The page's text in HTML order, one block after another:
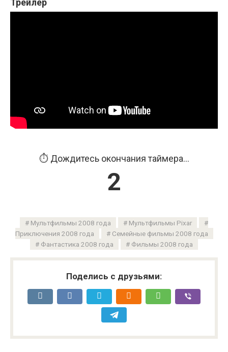
Трейлер
⏱️ Дождитесь окончания таймера...
1
Мультфильмы 2008 года
Мультфильмы Pixar
Приключения 2008 года
Семейные фильмы 2008 года
Фантастика 2008 года
Фильмы 2008 года
Поделись с друзьями: